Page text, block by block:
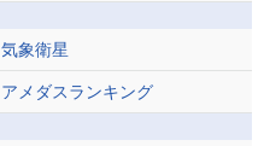
気象衛星
アメダスランキング